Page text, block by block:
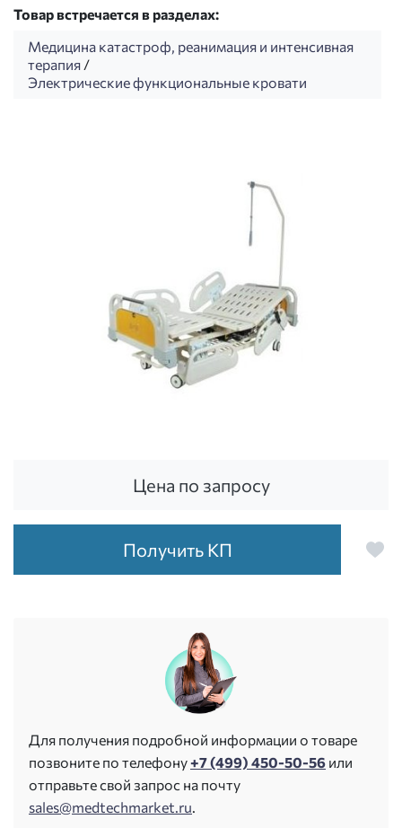
Товар встречается в разделах:
Медицина катастроф, реанимация и интенсивная
терапия /
Электрические функциональные кровати
Цена по запросу
Получить КП
Для получения подробной информации о товаре
позвоните по телефону+7 (499) 450-50-56 или
отправьте свой запрос на почту
sales@medtechmarket.ru